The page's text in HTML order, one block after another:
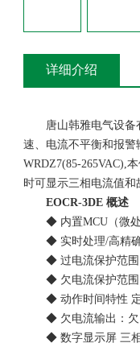
详细介绍
唐山韩雅电气设备有
速、电流不平衡和报警
WRDZ7(85-265VAC),
时可显示三相电流值
EOCR-3DE 概述
◆ 内置MCU（微处
◆ 实时处理/高精
◆ 过电流保护范围：
◆ 欠电流保护范围
◆ 动作时间特性 定时
◆ 欠电流输出：欠电
◆ 数字显示屏 三相